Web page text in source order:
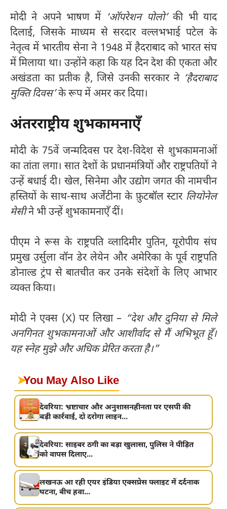
मोदी ने अपने भाषण में ‘ऑपरेशन पोलो’की भी याद
दिलाई, जिसके माध्यम से सरदार वल्लभभाई पटेल के
नेतृत्व में भारतीय सेना ने 1948 में हैदराबाद को भारत संघ
में मिलाया था। उन्होंने कहा कि यह दिन देश की एकता और
अखंडता का प्रतीक है, जिसे उनकी सरकार ने ‘हैदराबाद
मुक्ति दिवस’के रूप में अमर कर दिया।
अंतरराष्ट्रीय शुभकामनाएँ
मोदी के 75वें जन्मदिवस पर देश-विदेश से शुभकामनाओं
का तांता लगा। सात देशों के प्रधानमंत्रियों और राष्ट्रपतियों ने
उन्हें बधाई दी। खेल, सिनेमा और उद्योग जगत की नामचीन
हस्तियों के साथ-साथ अर्जेंटीना के फ़ुटबॉल स्टार लियोनेल
मेसीने भी उन्हें शुभकामनाएँ दीं।
पीएम ने रूस के राष्ट्रपति व्लादिमीर पुतिन, यूरोपीय संघ
प्रमुख उर्सुला वॉन डेर लेयेन और अमेरिका के पूर्व राष्ट्रपति
डोनाल्ड ट्रंप से बातचीत कर उनके संदेशों के लिए आभार
व्यक्त किया।
मोदी ने एक्स (X) पर लिखा – “देश और दुनिया से मिले
अनगिनत शुभकामनाओं और आशीर्वाद से मैं अभिभूत हूँ।
यह स्नेह मुझे और अधिक प्रेरित करता है।”
➤You May Also Like
देवरिया: भ्रष्टाचार और अनुशासनहीनता पर एसपी की
बड़ी कार्रवाई, दो दरोगा लाइन...
देवरिया: साइबर ठगी का बड़ा खुलासा, पुलिस ने पीड़ित
को वापस दिलाए...
लखनऊ आ रही एयर इंडिया एक्सप्रेस फ्लाइट में दर्दनाक
घटना, बीच हवा...